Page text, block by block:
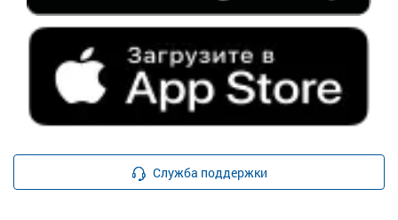
Служба поддержки